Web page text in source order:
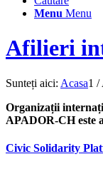
Menu Menu
Afilieri
Sunteți aici: Acasa1 /
Organizații
APADOR-CH este
Civic Solidarity